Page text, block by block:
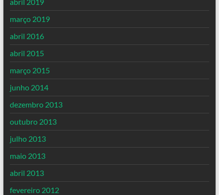
março 2019
abril 2016
abril 2015
março 2015
junho 2014
dezembro 2013
outubro 2013
julho 2013
maio 2013
abril 2013
fevereiro 2012